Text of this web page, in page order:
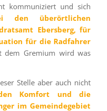
kommuniziert und sich
den überörtlichen
Ebersberg, für
für die Radfahrer
dem Gremium wird was
Stelle aber auch nicht
Komfort und die
im Gemeindegebiet